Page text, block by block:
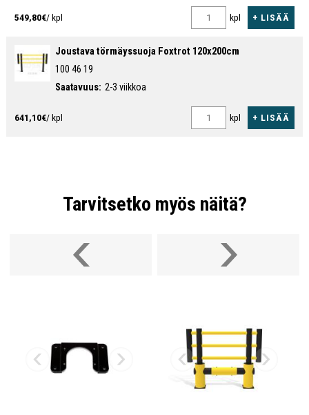
549,80€/ kpl kpl + LISÄÄ
Joustava törmäyssuoja Foxtrot 120x200cm
100 46 19
Saatavuus: 2-3 viikkoa
641,10€/ kpl kpl + LISÄÄ
Tarvitsetko myös näitä?